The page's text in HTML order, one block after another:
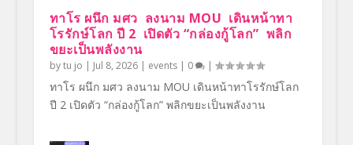
ทาโร ผนึก มศว ลงนาม MOU เดินหน้าทา
โรรักษ์โลก ปี 2 เปิดตัว “กล่องกู้โลก” พลิก
ขยะเป็นพลังงาน
bytu jo | Jul 8, 2026| events| 0 |
ทาโร ผนึก มศว ลงนาม MOU เดินหน้าทาโรรักษ์โลก
ปี 2 เปิดตัว “กล่องกู้โลก” พลิกขยะเป็นพลังงาน